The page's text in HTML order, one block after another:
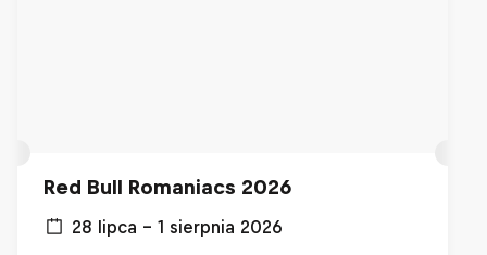
Red Bull Romaniacs 2026
28 lipca – 1 sierpnia 2026